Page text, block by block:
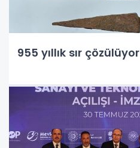
955 yıllık sır çözülüyor